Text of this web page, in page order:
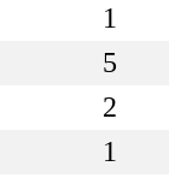
1
5
2
1